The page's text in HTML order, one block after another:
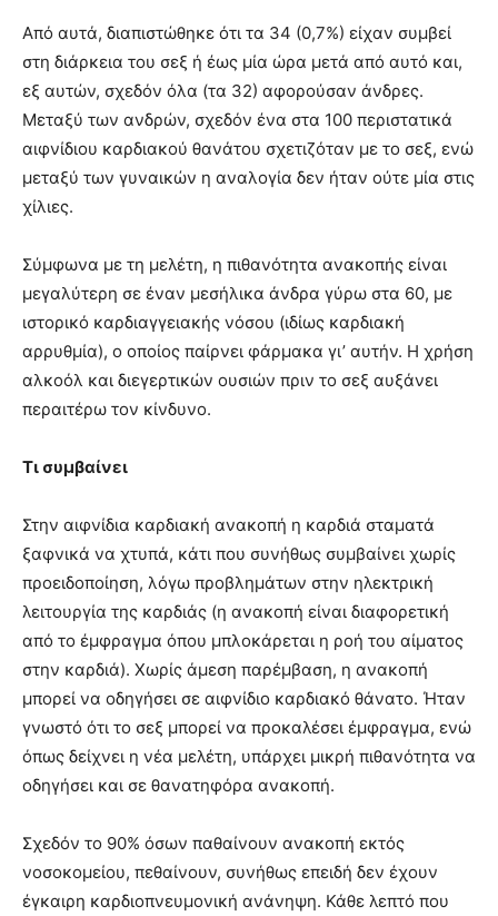
Από αυτά, διαπιστώθηκε ότι τα 34 (0,7%) είχαν συμβεί
στη διάρκεια του σεξ ή έως μία ώρα μετά από αυτό και,
εξ αυτών, σχεδόν όλα (τα 32) αφορούσαν άνδρες.
Μεταξύ των ανδρών, σχεδόν ένα στα 100 περιστατικά
αιφνίδιου καρδιακού θανάτου σχετιζόταν με το σεξ, ενώ
μεταξύ των γυναικών η αναλογία δεν ήταν ούτε μία στις
χίλιες.
Σύμφωνα με τη μελέτη, η πιθανότητα ανακοπής είναι
μεγαλύτερη σε έναν μεσήλικα άνδρα γύρω στα 60, με
ιστορικό καρδιαγγειακής νόσου (ιδίως καρδιακή
αρρυθμία), ο οποίος παίρνει φάρμακα γι’ αυτήν. Η χρήση
αλκοόλ και διεγερτικών ουσιών πριν το σεξ αυξάνει
περαιτέρω τον κίνδυνο.
Τι συμβαίνει
Στην αιφνίδια καρδιακή ανακοπή η καρδιά σταματά
ξαφνικά να χτυπά, κάτι που συνήθως συμβαίνει χωρίς
προειδοποίηση, λόγω προβλημάτων στην ηλεκτρική
λειτουργία της καρδιάς (η ανακοπή είναι διαφορετική
από το έμφραγμα όπου μπλοκάρεται η ροή του αίματος
στην καρδιά). Χωρίς άμεση παρέμβαση, η ανακοπή
μπορεί να οδηγήσει σε αιφνίδιο καρδιακό θάνατο. Ήταν
γνωστό ότι το σεξ μπορεί να προκαλέσει έμφραγμα, ενώ
όπως δείχνει η νέα μελέτη, υπάρχει μικρή πιθανότητα να
οδηγήσει και σε θανατηφόρα ανακοπή.
Σχεδόν το 90% όσων παθαίνουν ανακοπή εκτός
νοσοκομείου, πεθαίνουν, συνήθως επειδή δεν έχουν
έγκαιρη καρδιοπνευμονική ανάνηψη. Κάθε λεπτό που